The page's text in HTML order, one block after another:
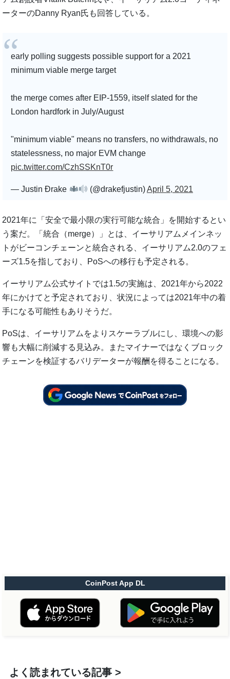
ーターのDanny Ryan氏も回答している。
early polling suggests possible support for a 2021
minimum viable merge target
the merge comes after EIP-1559, itself slated for the
London hardfork in July/August
"minimum viable" means no transfers, no withdrawals, no
statelessness, no major EVM change
pic.twitter.com/CzhSSKnT0r
— Justin Ðrake (@drakefjustin)April 5, 2021
2021年に「安全で最小限の実行可能な統合」を開始するとい
う案だ。「統合（merge）」とは、イーサリアムメインネッ
トがビーコンチェーンと統合される、イーサリアム2.0のフェ
ーズ1.5を指しており、PoSへの移行も予定される。
イーサリアム公式サイトでは1.5の実施は、2021年から2022
年にかけてと予定されており、状況によっては2021年中の着
手になる可能性もありそうだ。
PoSは、イーサリアムをよりスケーラブルにし、環境への影
響も大幅に削減する見込み。またマイナーではなくブロック
チェーンを検証するバリデーターが報酬を得ることになる。
CoinPost App DL
よく読まれている記事